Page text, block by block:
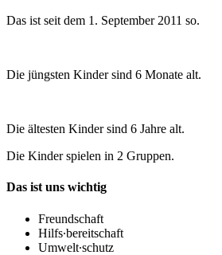
Das ist seit dem 1. September 2011 so.
Die jüngsten Kinder sind 6 Monate alt.
Die ältesten Kinder sind 6 Jahre alt.
Die Kinder spielen in 2 Gruppen.
Das ist uns wichtig
Freundschaft
Hilfs∙bereitschaft
Umwelt∙schutz